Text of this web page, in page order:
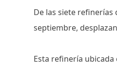
De las siete refinerías
septiembre,
Esta refinería